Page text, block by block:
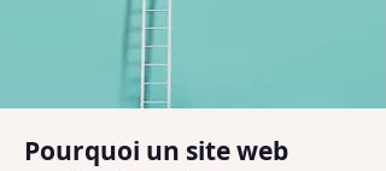
Pourquoi un site web